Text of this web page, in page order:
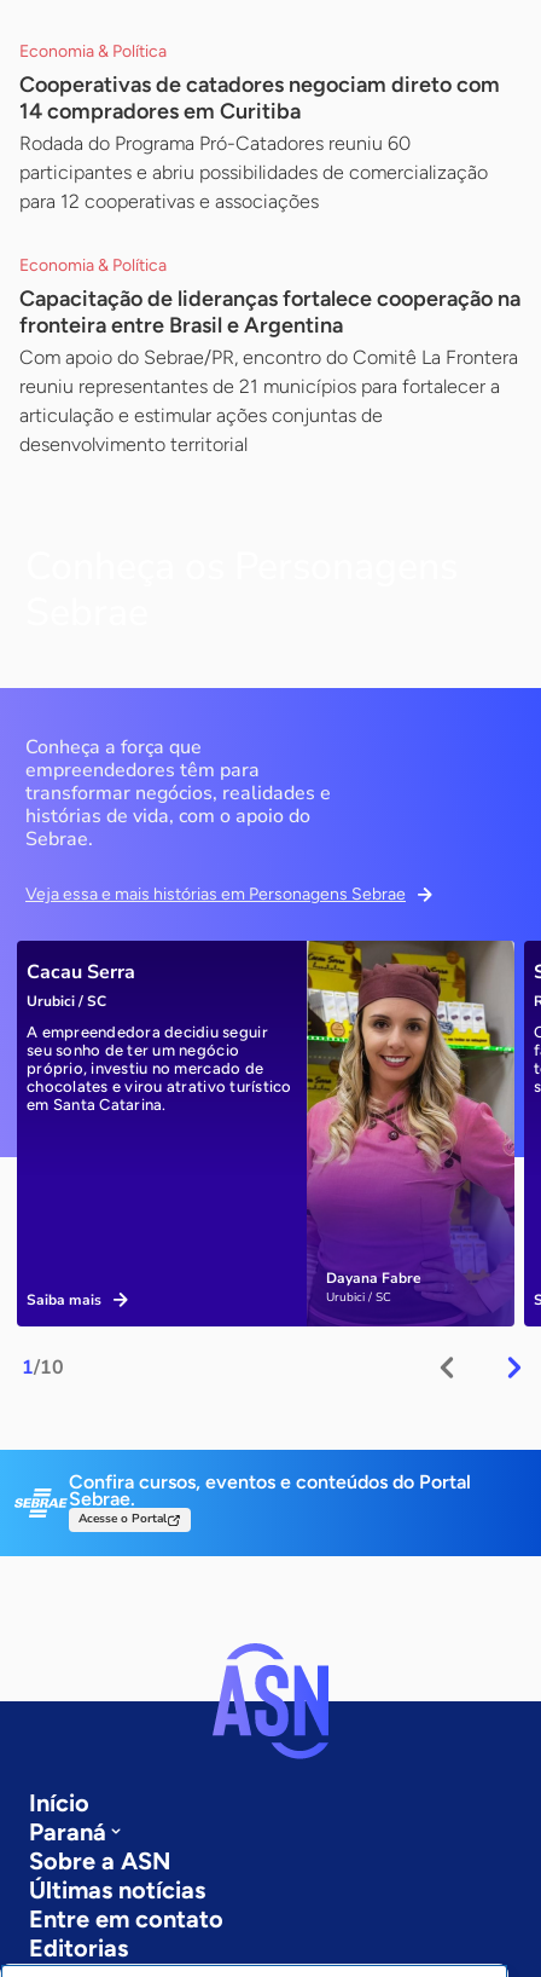
Economia & Política
Cooperativas de catadores negociam direto com
14 compradores em Curitiba
Rodada do Programa Pró-Catadores reuniu 60
participantes e abriu possibilidades de comercialização
para 12 cooperativas e associações
Economia & Política
Capacitação de lideranças fortalece cooperação na
fronteira entre Brasil e Argentina
Com apoio do Sebrae/PR, encontro do Comitê La Frontera
reuniu representantes de 21 municípios para fortalecer a
articulação e estimular ações conjuntas de
desenvolvimento territorial
Conheça a força que
empreendedores têm para
transformar negócios, realidades e
histórias de vida, com o apoio do
Sebrae.
Veja essa e mais histórias em Personagens Sebrae
1/10
Dayana Fabre
Urubici / SC
Cacau Serra
Urubici / SC
A empreendedora decidiu seguir
seu sonho de ter um negócio
próprio, investiu no mercado de
chocolates e virou atrativo turístico
em Santa Catarina.
Saiba mais
Confira cursos, eventos e conteúdos do Portal
Sebrae.
Acesse o Portal
Início
Paraná
Sobre a ASN
Últimas notícias
Entre em contato
Editorias